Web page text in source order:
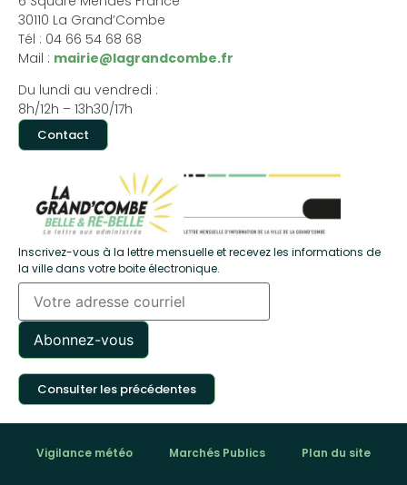
30110 La Grand’Combe
Tél : 04 66 54 68 68
Mail : mairie@lagrandcombe.fr
Du lundi au vendredi :
8h/12h – 13h30/17h
Contact
Inscrivez-vous à la lettre mensuelle et recevez les informations de
la ville dans votre boite électronique.
Consulter les précédentes
Vigilance météo Marchés Publics Plan du site